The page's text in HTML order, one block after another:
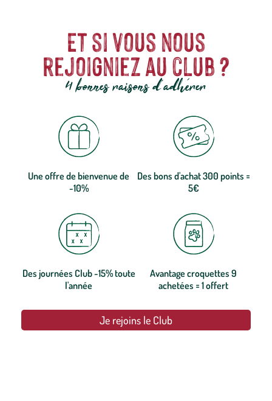
Et si vous nous
rejoigniez au club ?
4 bonnes raisons d'adhérer
Une offre de bienvenue de
-10%
Des bons d'achat 300 points =
5€
Des journées Club -15% toute
l'année
Avantage croquettes 9
achetées = 1 offert
Je rejoins le Club